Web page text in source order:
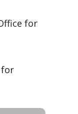
for
for